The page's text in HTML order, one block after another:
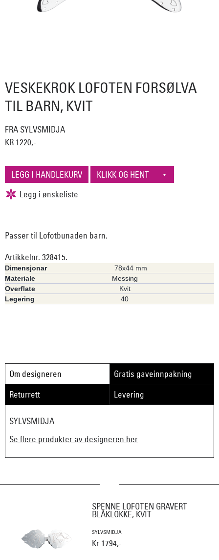
VESKEKROK LOFOTEN FORSØLVA
TIL BARN, KVIT
FRA SYLVSMIDJA
KR 1220,-
Passer til Lofotbunaden barn.
Artikkelnr. 328415.
Dimensjonar
78x44 mm
Materiale
Messing
Overflate
Kvit
Legering
40
Om designeren
Gratis gaveinnpakning
Returrett
Levering
SYLVSMIDJA
Se flere produkter av designeren her
SPENNE LOFOTEN GRAVERT
BLÅKLOKKE, KVIT
SYLVSMIDJA
Kr 1794,-